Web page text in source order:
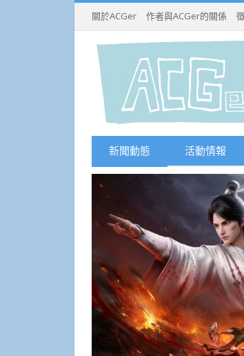
關於ACGer 作者與ACGer的關係
新聞動態 活動情報